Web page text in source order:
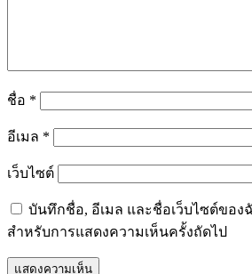
ชื่อ *
อีเมล *
เว็บไซต์
บันทึกชื่อ, อีเมล และชื่อเว็บไซต์ของ
สำหรับการแสดงความเห็นครั้งถัดไป